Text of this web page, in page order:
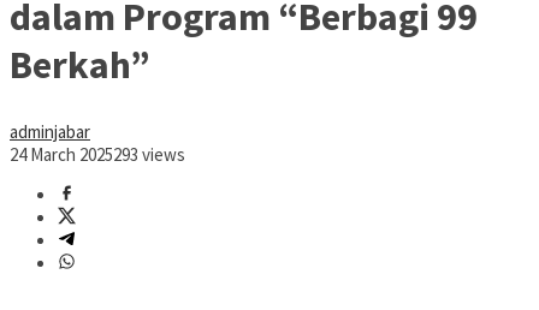
dalam Program “Berbagi 99
Berkah”
adminjabar
24 March 2025293 views